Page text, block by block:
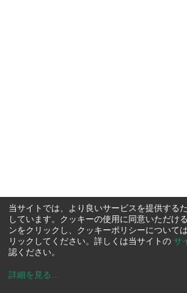
当サイトでは、より良いサービスを提供する
しています。クッキーの使用に同意いただけ
ンをクリックし、クッキーポリシーについて
リックしてください。詳しくは当サイトの サ
認ください。
詳細を見る ...